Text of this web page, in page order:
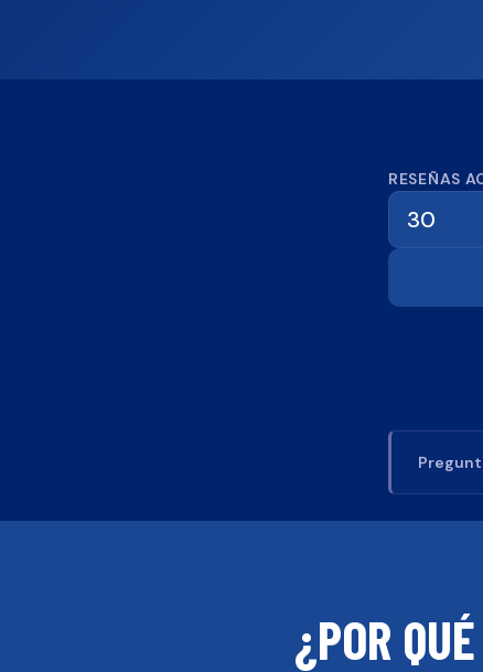
RESEÑAS
¿POR